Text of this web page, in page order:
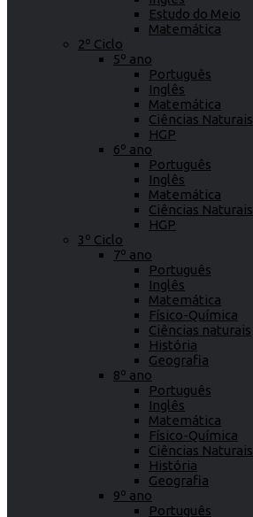
Estudo do Meio
Matemática
2º Ciclo
5º ano
Português
Inglês
Matemática
Ciências Naturais
HGP
6º ano
Português
Inglês
Matemática
Ciências Naturais
HGP
3º Ciclo
7º ano
Português
Inglês
Matemática
Físico-Química
Ciências naturais
História
Geografia
8º ano
Português
Inglês
Matemática
Físico-Química
Ciências Naturais
História
Geografia
9º ano
Português